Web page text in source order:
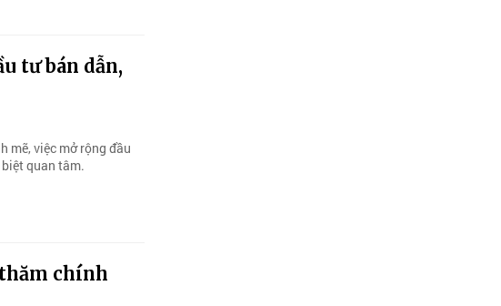
tư bán dẫn,
mẽ, việc mở rộng đầu
quan tâm.
chính